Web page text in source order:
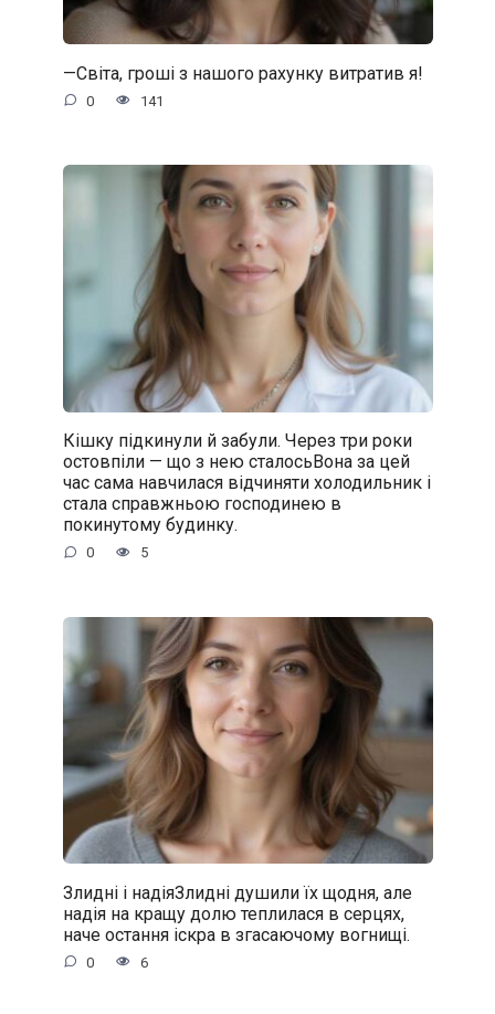
—Світа, гроші з нашого рахунку витратив я!
0 141
Кішку підкинули й забули. Через три роки
остовпіли — що з нею сталосьВона за цей
час сама навчилася відчиняти холодильник і
стала справжньою господинею в
покинутому будинку.
0 5
Злидні і надіяЗлидні душили їх щодня, але
надія на кращу долю теплилася в серцях,
наче остання іскра в згасаючому вогнищі.
0 6